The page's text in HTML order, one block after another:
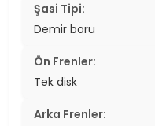
Şasi Tipi:
Demir boru
Ön Frenler:
Tek disk
Arka Frenler: